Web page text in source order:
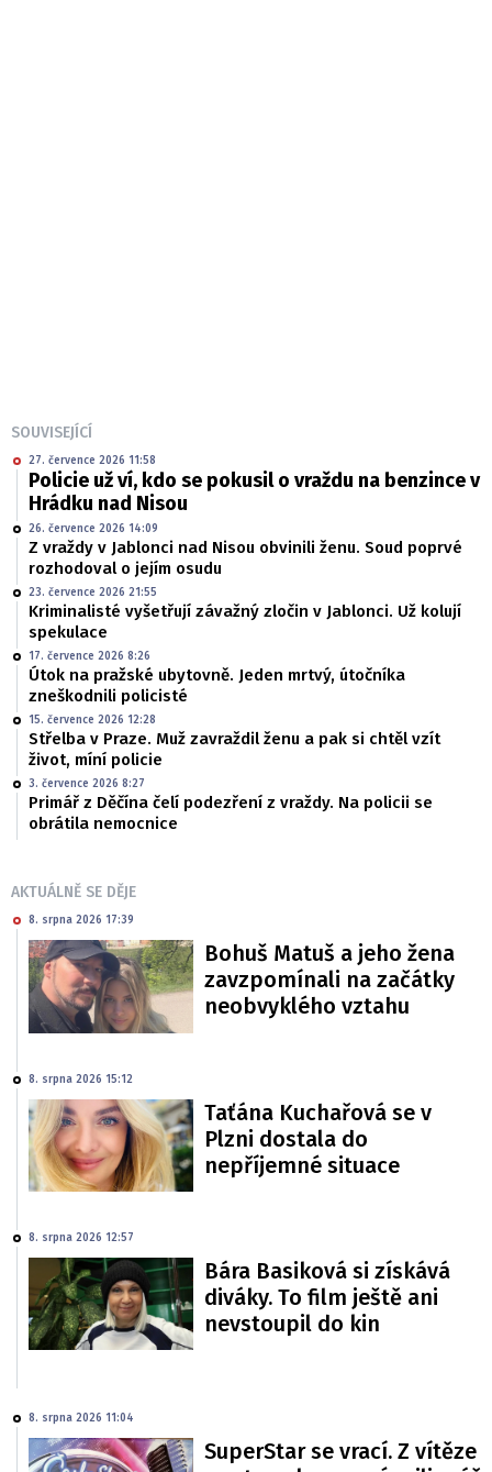
SOUVISEJÍCÍ
27. července 2026 11:58
Policie už ví, kdo se pokusil o vraždu na benzince v
Hrádku nad Nisou
26. července 2026 14:09
Z vraždy v Jablonci nad Nisou obvinili ženu. Soud poprvé
rozhodoval o jejím osudu
23. července 2026 21:55
Kriminalisté vyšetřují závažný zločin v Jablonci. Už kolují
spekulace
17. července 2026 8:26
Útok na pražské ubytovně. Jeden mrtvý, útočníka
zneškodnili policisté
15. července 2026 12:28
Střelba v Praze. Muž zavraždil ženu a pak si chtěl vzít
život, míní policie
3. července 2026 8:27
Primář z Děčína čelí podezření z vraždy. Na policii se
obrátila nemocnice
AKTUÁLNĚ SE DĚJE
8. srpna 2026 17:39
Bohuš Matuš a jeho žena
zavzpomínali na začátky
neobvyklého vztahu
8. srpna 2026 15:12
Taťána Kuchařová se v
Plzni dostala do
nepříjemné situace
8. srpna 2026 12:57
Bára Basiková si získává
diváky. To film ještě ani
nevstoupil do kin
8. srpna 2026 11:04
SuperStar se vrací. Z vítěze